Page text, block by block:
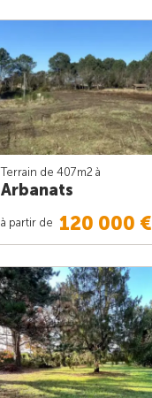
Terrain de 407m2 à
Arbanats
à partir de 120 000 €